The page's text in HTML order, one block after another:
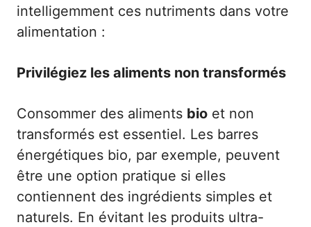
intelligemment ces nutriments dans votre
alimentation :
Privilégiez les aliments non transformés
Consommer des aliments bio et non
transformés est essentiel. Les barres
énergétiques bio, par exemple, peuvent
être une option pratique si elles
contiennent des ingrédients simples et
naturels. En évitant les produits ultra-